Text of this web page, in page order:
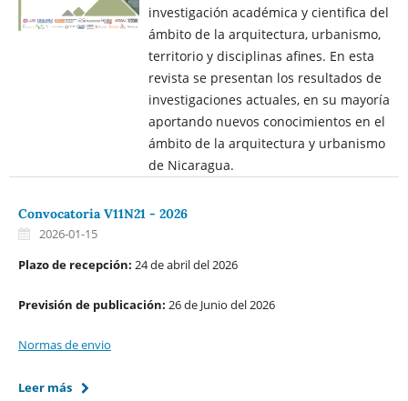
investigación académica y cientifica del
ámbito de la arquitectura, urbanismo,
territorio y disciplinas afines. En esta
revista se presentan los resultados de
investigaciones actuales, en su mayoría
aportando nuevos conocimientos en el
ámbito de la arquitectura y urbanismo
de Nicaragua.
Convocatoria V11N21 - 2026
2026-01-15
Plazo de recepción: 24 de abril del 2026
Previsión de publicación: 26 de Junio del 2026
Normas de envio
Leer más